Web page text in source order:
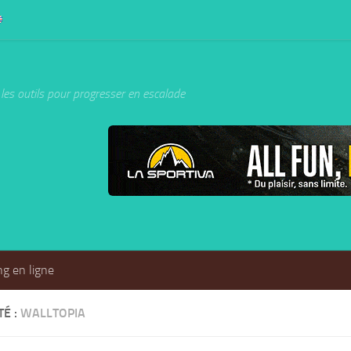
outils pour progresser en escalade
en ligne
: WALLTOPIA